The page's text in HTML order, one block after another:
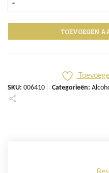
-
TOEVOEGEN
SKU: 006410 Categorieën: